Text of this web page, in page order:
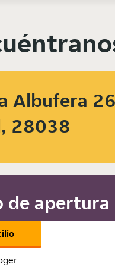
Albufera
28038
de apertura